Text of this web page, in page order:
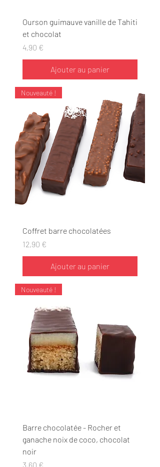
Ourson guimauve vanille de Tahiti
et chocolat
Prix
4,90 €
Ajouter au panier
Nouveauté !
Coffret barre chocolatées
Prix
12,90 €
Ajouter au panier
Nouveauté !
Barre chocolatée - Rocher et
ganache noix de coco, chocolat
noir
Prix
3,60 €